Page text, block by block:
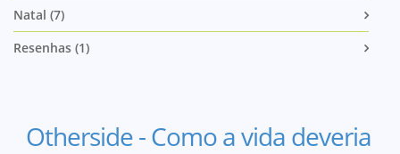
Natal (7)
Resenhas (1)
Otherside - Como a vida deveria